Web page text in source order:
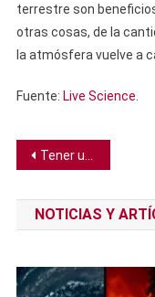
terrestre son
otras cosas, de la
la atmósfera vuelve a
Fuente: Live Science.
Navegación
de
entradas
Tener un teléfono inteligente a los 12 años se relaciona con estos problemas de salud en niños
NOTICIAS Y